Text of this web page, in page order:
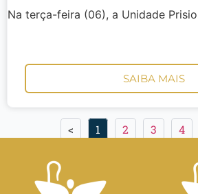
Na terça-feira (06), a Unidade
SAIBA MAIS
< 1 2 3 4